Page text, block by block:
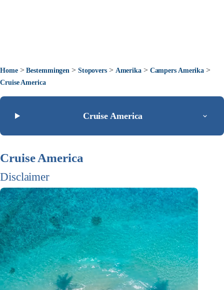
Home>Bestemmingen > Stopovers> Amerika> Campers Amerika >
Cruise America
Cruise America
Cruise America
Disclaimer